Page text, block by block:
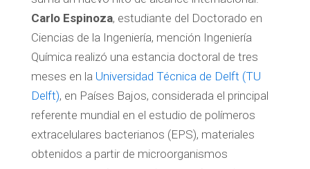
Carlo Espinoza, estudiante del Doctorado en
Ciencias de la Ingeniería, mención Ingeniería
Química realizó una estancia doctoral de tres
meses en la Universidad Técnica de Delft (TU
Delft), en Países Bajos, considerada el principal
referente mundial en el estudio de polímeros
extracelulares bacterianos (EPS), materiales
obtenidos a partir de microorganismos